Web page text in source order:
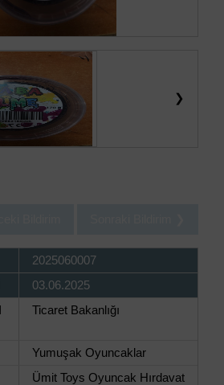
❯
2025060007
03.06.2025
Ticaret Bakanlığı
Yumuşak Oyuncaklar
Ümit Toys Oyuncak Hırdavat